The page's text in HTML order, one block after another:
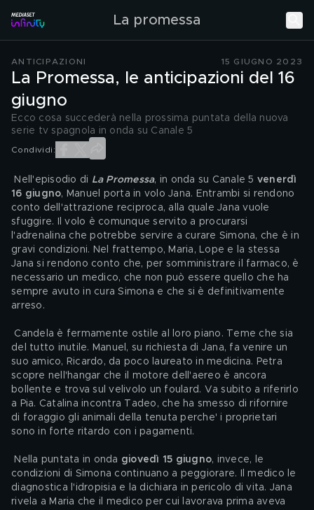
La promessa
ANTICIPAZIONI 15 GIUGNO 2023
La Promessa, le anticipazioni del 16
giugno
Ecco cosa succederà nella prossima puntata della nuova
serie tv spagnola in onda su Canale 5
Condividi:
Nell'episodio di La Promessa, in onda su Canale 5 venerdì
16 giugno, Manuel porta in volo Jana. Entrambi si rendono
conto dell'attrazione reciproca, alla quale Jana vuole
sfuggire. Il volo è comunque servito a procurarsi
l'adrenalina che potrebbe servire a curare Simona, che è in
gravi condizioni. Nel frattempo, Maria, Lope e la stessa
Jana si rendono conto che, per somministrare il farmaco, è
necessario un medico, che non può essere quello che ha
sempre avuto in cura Simona e che si è definitivamente
arreso.
del tutto inutile. Manuel, su richiesta di Jana, fa venire un
suo amico, Ricardo, da poco laureato in medicina. Petra
scopre nell'hangar che il motore dell'aereo è ancora
bollente e trova sul velivolo un foulard. Va subito a riferirlo
a Pia. Catalina incontra Tadeo, che ha smesso di rifornire
di foraggio gli animali della tenuta perche' i proprietari
sono in forte ritardo con i pagamenti.
Nella puntata in onda giovedì 15 giugno, invece, le
condizioni di Simona continuano a peggiorare. Il medico le
diagnostica l'idropisia e la dichiara in pericolo di vita. Jana
rivela a Maria che il medico per cui lavorava prima aveva